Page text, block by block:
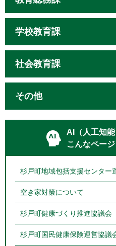
学校教育課
社会教育課
その他
AI（人工知
こんなペー
杉戸町地域包括支援センター
空き家対策について
杉戸町健康づくり推進協議会
杉戸町国民健康保険運営協議